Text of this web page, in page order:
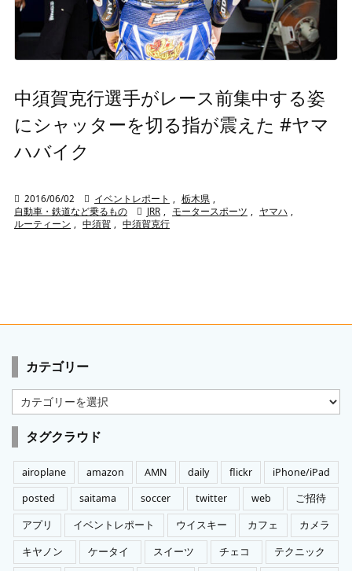
中須賀克行選手がレース前集中する姿
にシャッターを切る指が震えた #ヤマ
ハバイク
 2016/06/02  イベントレポート , 栃木県 ,
自動車・鉄道など乗るもの
 JRR , モータースポーツ , ヤマハ ,
ルーティーン , 中須賀 , 中須賀克行
カテゴリー
カ
テ
ゴ
リ
ー
タグクラウド
airoplane amazon AMN daily flickr
iPhone/iPad
posted
saitama soccer twitter web
ご招待
アプリ
イベントレポート ウイスキー カフェ
カメラ
キヤノン
ケータイ スイーツ チェコ
テクニック